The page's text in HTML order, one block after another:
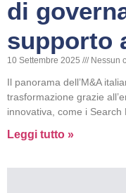
di
supporto
10 Settembre 2025 Nessun
Il panorama dell’M&A
trasformazione grazie
innovativa, come i
Leggi tutto »